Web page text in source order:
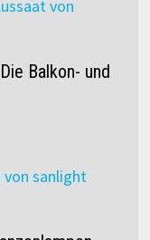
Balkon- und